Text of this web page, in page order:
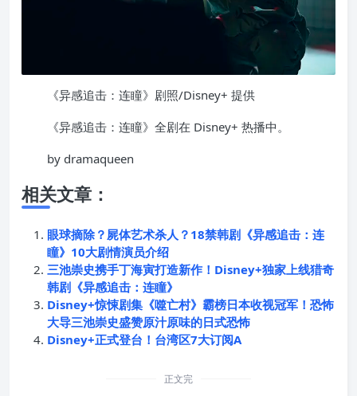
《异感追击：连瞳》剧照/Disney+ 提供
《异感追击：连瞳》全剧在 Disney+ 热播中。
by dramaqueen
相关文章：
眼球摘除？屍体艺术杀人？18禁韩剧《异感追击：连
瞳》10大剧情演员介绍
三池崇史携手丁海寅打造新作！Disney+独家上线猎奇
韩剧《异感追击：连瞳》
Disney+惊悚剧集《噬亡村》霸榜日本收视冠军！恐怖
大导三池崇史盛赞原汁原味的日式恐怖
Disney+正式登台！台湾区7大订阅A
正文完